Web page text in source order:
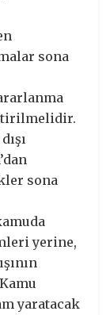
sona
sona
yerine,
yaratacak